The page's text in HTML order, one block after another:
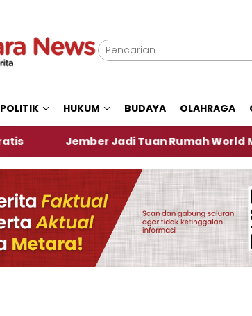
POLITIK HUKUM BUDAYA OLAHRAGA
Jember Jadi Tuan Rumah World Marching